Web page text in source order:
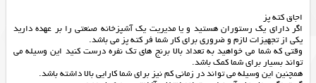
اجاق کته پز
اگر دارای یک رستوران هستید و یا مدیریت یک آشپزخانه صنعتی را بر عهده دارید
یکی از تجهیزات لازم و ضروری برای کار شما فر کته پز می باشد.
وقتی که شما می خواهید به تعداد بالا برنج های تک نفره درست کنید این وسیله می
تواند بسیار برای شما کمک باشد.
همچنین این وسیله می تواند در زمانی کم نیز برای شما کارایی بالا داشته باشد.